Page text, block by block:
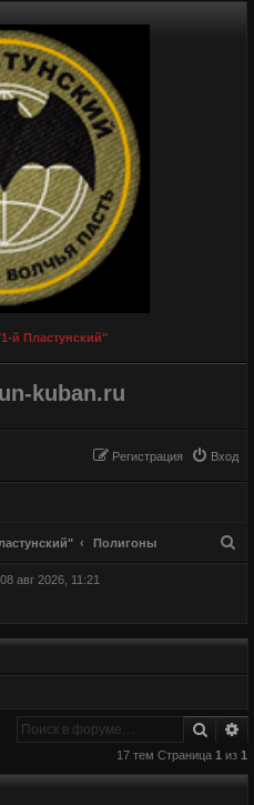
й Пластунский"
kuban.ru
Вход
Регистрация
Полигоны
авг 2026, 11:21
Поиск
17 тем Страница 1 из 1